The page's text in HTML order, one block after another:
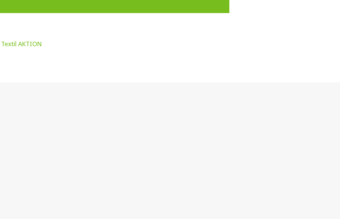
Textil AKTION